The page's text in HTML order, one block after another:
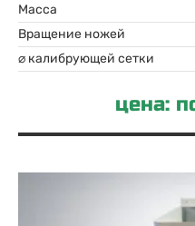
Масса
Вращение ножей
⌀ калибрующей сетки
цена: